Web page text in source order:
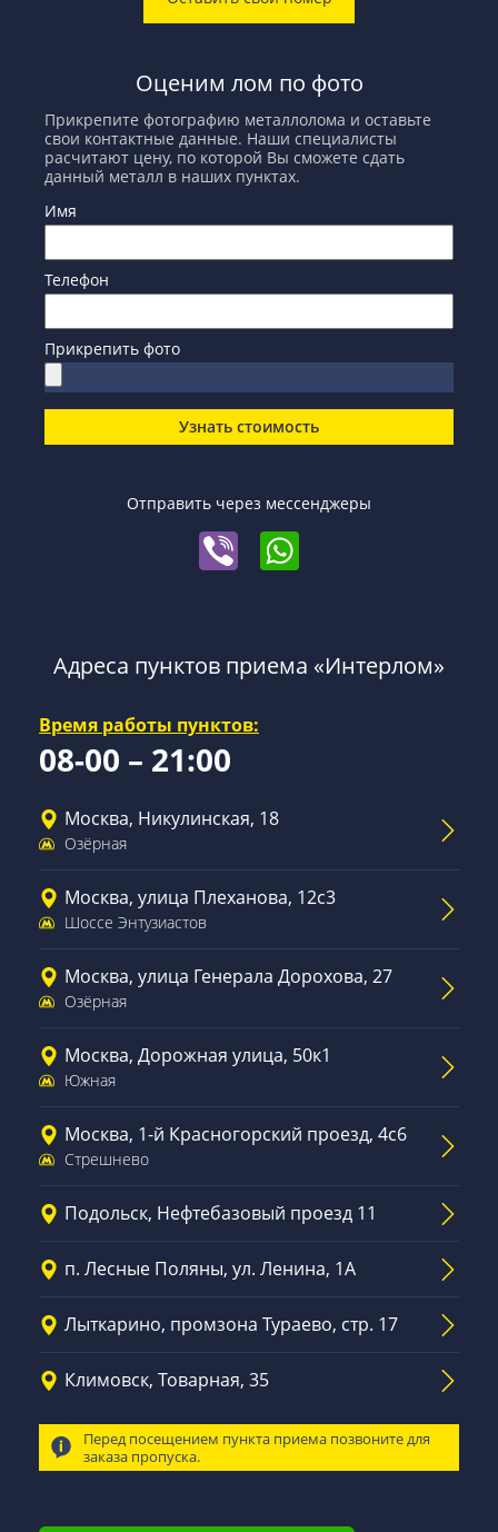
Оценим лом по фото
Прикрепите фотографию металлолома и оставьте
свои контактные данные. Наши специалисты
расчитают цену, по которой Вы сможете сдать
данный металл в наших пунктах.
Имя
Телефон
Прикрепить фото
Узнать стоимость
Отправить через мессенджеры
Адреса пунктов приема «Интерлом»
Время работы пунктов:
08-00 – 21:00
Москва, Никулинская, 18
Озёрная
Москва, улица Плеханова, 12с3
Шоссе Энтузиастов
Москва, улица Генерала Дорохова, 27
Озёрная
Москва, Дорожная улица, 50к1
Южная
Москва, 1-й Красногорский проезд, 4с6
Стрешнево
Подольск, Нефтебазовый проезд 11
п. Лесные Поляны, ул. Ленина, 1А
Лыткарино, промзона Тураево, стр. 17
Климовск, Товарная, 35
Перед посещением пункта приема позвоните для
заказа пропуска.